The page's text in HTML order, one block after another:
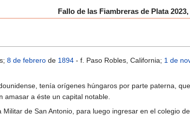
Fallo de las Fiambreras de Plata
8 de febrero de 1894 - f. Paso Robles, California; 1 de
tenía orígenes húngaros por parte paterna,
amasar a éste un capital notable.
Militar de San Antonio, para luego ingresar en el colegio